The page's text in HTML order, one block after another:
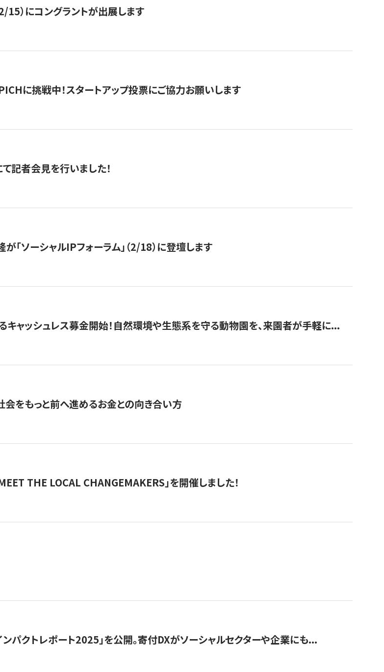
15）にコングラントが出展します
に挑戦中！スタートアップ投票にご協力お願いします
記者会見を行いました！
「ソーシャルIPフォーラム」（2/18）に登壇します
ャッシュレス募金開始！自然環境や生態系を守る動物園を、来園者が手軽に...
会をもっと前へ進めるお金との向き合い方
THE LOCAL CHANGEMAKERS」を開催しました！
ンパクトレポート2025」を公開。寄付DXがソーシャルセクターや企業にも...